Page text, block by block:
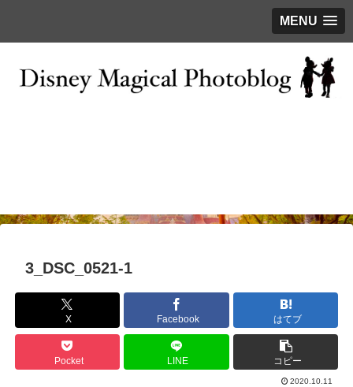
MENU
3_DSC_0521-1
X Facebook はてブ
Pocket LINE コピー
2020.10.11